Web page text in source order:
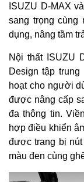
ISUZU D-MAX
sang trọng cùng
dụng, nâng tầm
Nội thất ISUZU
Design tập
hoạt cho người
được nâng cấp
đa thông tin.
hợp điều khiển
được trang bị
màu đen cùng